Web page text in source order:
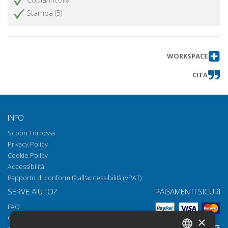
Stampa (5)
WORKSPACE
CITA
INFO
Scopri Torrossa
Privacy Policy
Cookie Policy
Accessibilità
Rapporto di conformità all'accessibilità (VPAT)
SERVE AIUTO?
FAQ
Come aprire i nostri documenti
PAGAMENTI SICURI
×